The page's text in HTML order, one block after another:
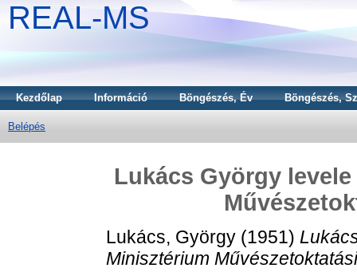
REAL-MS
Kezdőlap Információ Böngészés, Év Böngészés,
Belépés
Lukács György
Lukács, György (1951)
Minisztérium